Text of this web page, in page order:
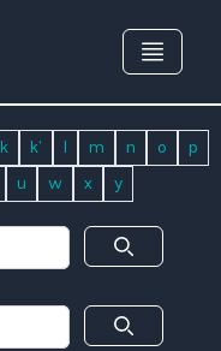
k k' l m n o
p
u w x y